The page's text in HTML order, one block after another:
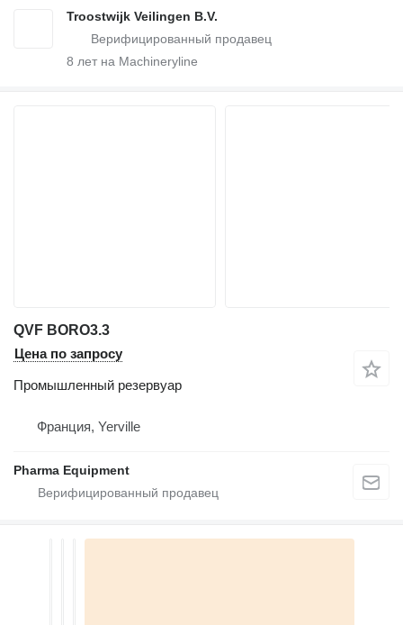
Troostwijk Veilingen B.V.
8 лет на Machineryline
QVF BORO3.3
Цена по запросу
Промышленный резервуар
Франция, Yerville
Pharma Equipment